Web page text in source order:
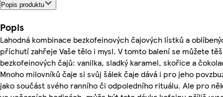
Popis produktu
Popis
Lahodná kombinace bezkofeinových čajových lístků a
příchutí zahřeje Vaše tělo i mysl. V tomto balení se můžete
bezkofeinových čajů: vanilka, sladký karamel, skořice a
Mnoho milovníků čaje si svůj šálek čaje dává i pro jeho
jako součást svého ranního či odpoledního rituálu. Ale pro